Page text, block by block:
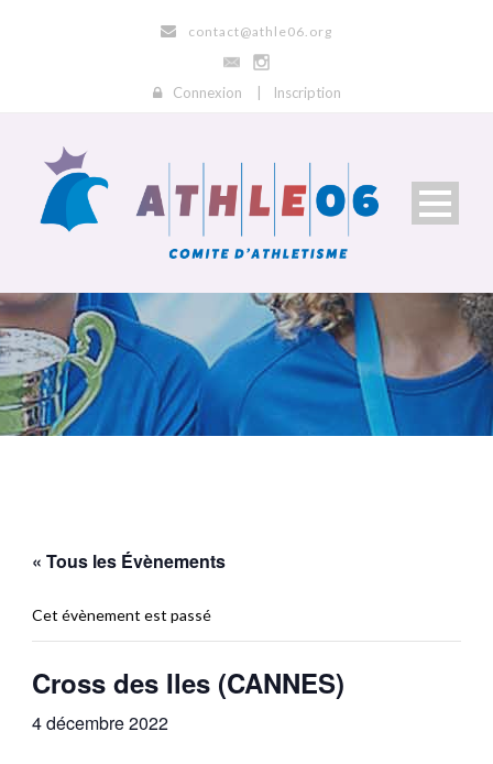
contact@athle06.org
Connexion Inscription
« Tous les Évènements
Cet évènement est passé
Cross des Iles (CANNES)
4 décembre 2022